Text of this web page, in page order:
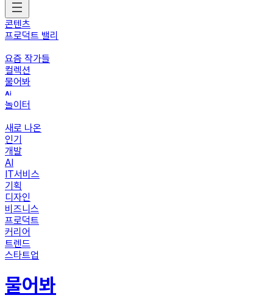
콘텐츠
프로덕트 밸리
요즘 작가들
컬렉션
물어봐
놀이터
새로 나온
인기
개발
AI
IT서비스
기획
디자인
비즈니스
프로덕트
커리어
트렌드
스타트업
물어봐